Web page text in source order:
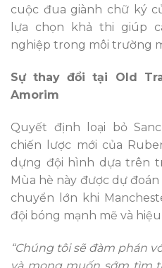
cuộc đua giành chữ ký
lựa chọn khả thi giúp
nghiệp trong môi trường
Sự thay đổi tại Old
Amorim
Quyết định loại bỏ
chiến lược mới của
dựng đội hình dựa trên
Mùa hè này được dự
chuyển lớn khi
đội bóng mạnh mẽ và
“Chúng tôi sẽ đàm phán